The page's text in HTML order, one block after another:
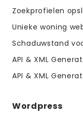
Zoekprofielen
Unieke woning
Schaduwstand
API & XML
API & XML
Wordpress